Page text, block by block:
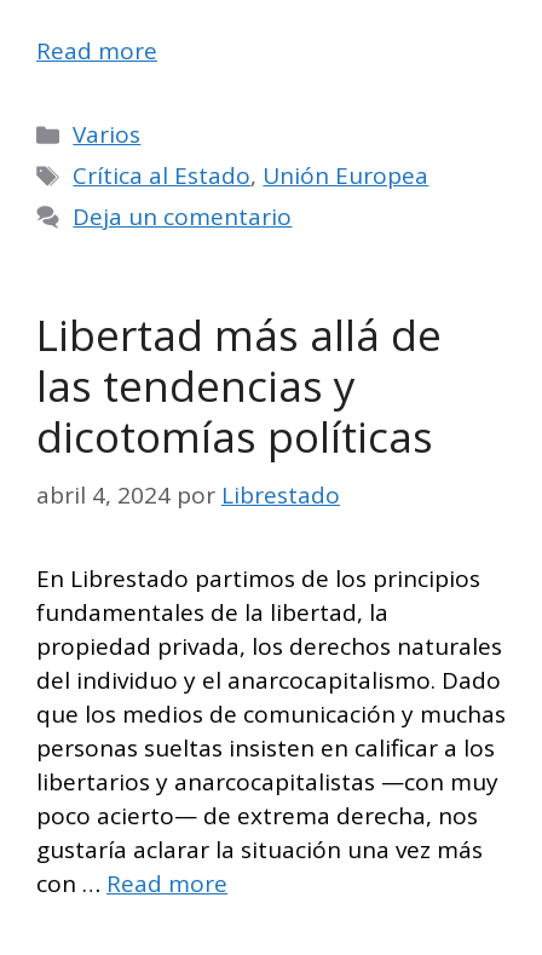
Read more
Categorías
Varios
Etiquetas
Crítica al Estado, Unión Europea
Deja un comentario
Libertad más allá de
las tendencias y
dicotomías políticas
abril 4, 2024 por Librestado
En Librestado partimos de los principios
fundamentales de la libertad, la
propiedad privada, los derechos naturales
del individuo y el anarcocapitalismo. Dado
que los medios de comunicación y muchas
personas sueltas insisten en calificar a los
libertarios y anarcocapitalistas —con muy
poco acierto— de extrema derecha, nos
gustaría aclarar la situación una vez más
con … Read more